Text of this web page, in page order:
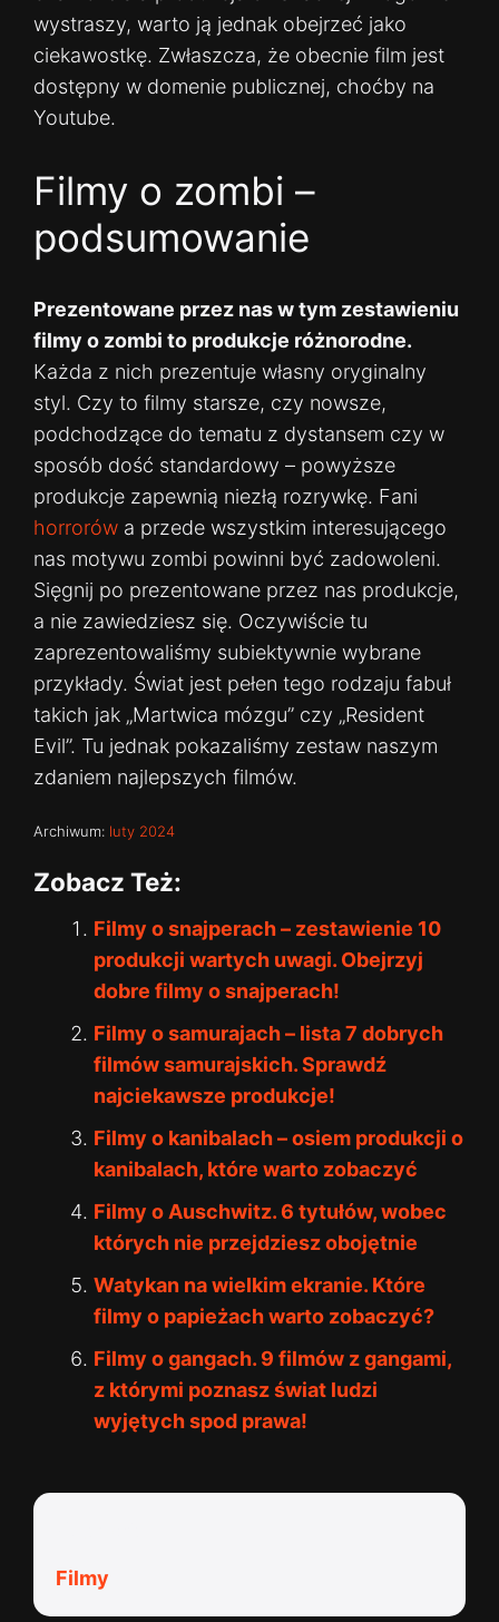
wystraszy, warto ją jednak obejrzeć jako
ciekawostkę. Zwłaszcza, że obecnie film jest
dostępny w domenie publicznej, choćby na
Youtube.
Filmy o zombi –
podsumowanie
Prezentowane przez nas w tym zestawieniu
filmy o zombi to produkcje różnorodne.
Każda z nich prezentuje własny oryginalny
styl. Czy to filmy starsze, czy nowsze,
podchodzące do tematu z dystansem czy w
sposób dość standardowy – powyższe
produkcje zapewnią niezłą rozrywkę. Fani
horrorów a przede wszystkim interesującego
nas motywu zombi powinni być zadowoleni.
Sięgnij po prezentowane przez nas produkcje,
a nie zawiedziesz się. Oczywiście tu
zaprezentowaliśmy subiektywnie wybrane
przykłady. Świat jest pełen tego rodzaju fabuł
takich jak „Martwica mózgu” czy „Resident
Evil”. Tu jednak pokazaliśmy zestaw naszym
zdaniem najlepszych filmów.
Archiwum: luty 2024
Zobacz Też:
Filmy o snajperach – zestawienie 10
produkcji wartych uwagi. Obejrzyj
dobre filmy o snajperach!
Filmy o samurajach – lista 7 dobrych
filmów samurajskich. Sprawdź
najciekawsze produkcje!
Filmy o kanibalach – osiem produkcji o
kanibalach, które warto zobaczyć
Filmy o Auschwitz. 6 tytułów, wobec
których nie przejdziesz obojętnie
Watykan na wielkim ekranie. Które
filmy o papieżach warto zobaczyć?
Filmy o gangach. 9 filmów z gangami,
z którymi poznasz świat ludzi
wyjętych spod prawa!
Filmy